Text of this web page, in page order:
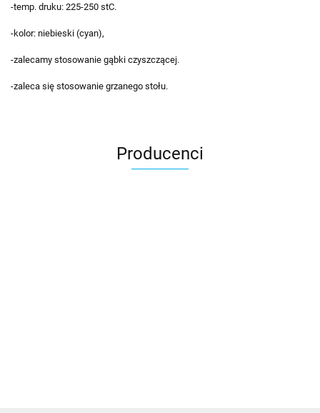
-temp. druku: 225-250 stC.
-kolor: niebieski (cyan),
-zalecamy stosowanie gąbki czyszczącej.
-zaleca się stosowanie grzanego stołu.
Producenci